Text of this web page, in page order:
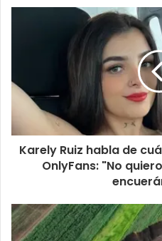
Karely Ruiz habla de
OnlyFans: "No